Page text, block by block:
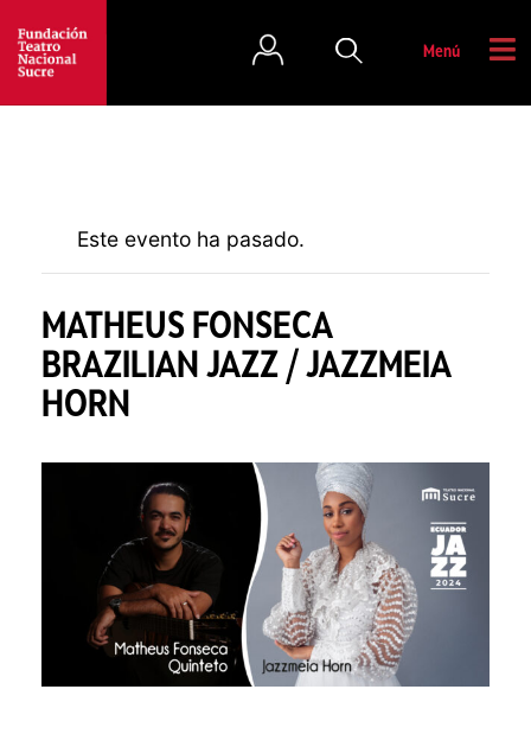
Menú
Este evento ha pasado.
MATHEUS FONSECA
BRAZILIAN JAZZ / JAZZMEIA
HORN